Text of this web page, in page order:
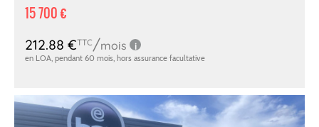
15 700 €